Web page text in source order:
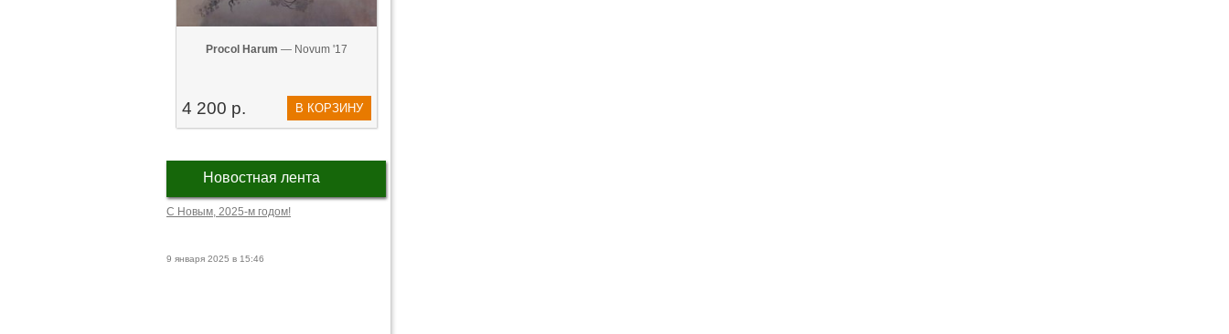
Procol Harum — Novum '17
4 200 р. В КОРЗИНУ
Новостная лента
С Новым, 2025-м годом!
9 января 2025 в 15:46